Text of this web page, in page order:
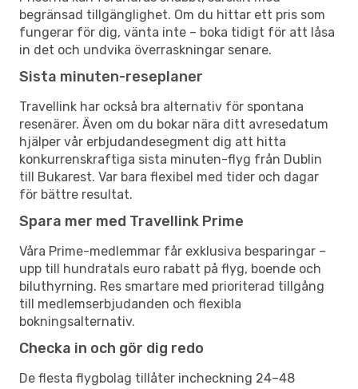
begränsad tillgänglighet. Om du hittar ett pris som
fungerar för dig, vänta inte – boka tidigt för att låsa
in det och undvika överraskningar senare.
Sista minuten-reseplaner
Travellink har också bra alternativ för spontana
resenärer. Även om du bokar nära ditt avresedatum
hjälper vår erbjudandesegment dig att hitta
konkurrenskraftiga sista minuten-flyg från Dublin
till Bukarest. Var bara flexibel med tider och dagar
för bättre resultat.
Spara mer med Travellink Prime
Våra Prime-medlemmar får exklusiva besparingar –
upp till hundratals euro rabatt på flyg, boende och
biluthyrning. Res smartare med prioriterad tillgång
till medlemserbjudanden och flexibla
bokningsalternativ.
Checka in och gör dig redo
De flesta flygbolag tillåter incheckning 24–48